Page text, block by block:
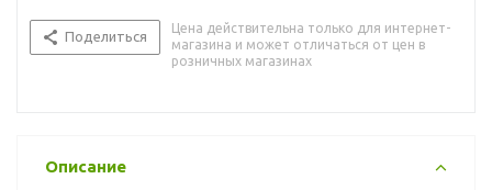
Поделиться
Цена действительна только для интернет-
магазина и может отличаться от цен в
розничных магазинах
Описание